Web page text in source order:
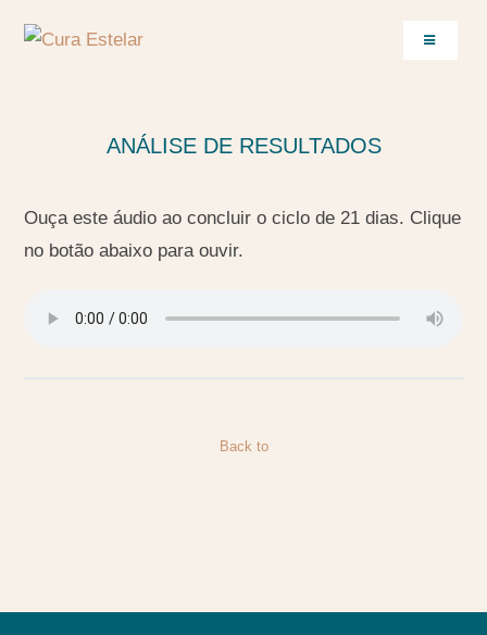
ANÁLISE DE RESULTADOS
Ouça este áudio ao concluir o ciclo de 21 dias. Clique
no botão abaixo para ouvir.
Back to